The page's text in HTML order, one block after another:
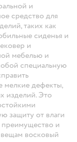
и
средство для
таких как
сиденья и
и
мебелью и
специальную
мелкие дефекты,
изделий. Это
защиту от влаги
преимущество и
вещам восковый